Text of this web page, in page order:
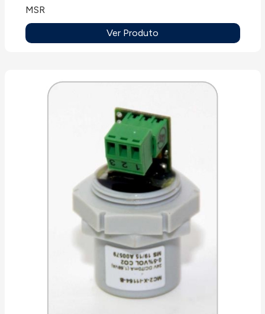
processamento digital de valores medidos,
compensação de temperatura e controle
interno para monitorização em contínuo do ar
sensor: D 24 mm x Altura de 22 mm.Além do
elemento sensor eletroquímico com
amplificador de medição, existe na unidade
de sensor MC2 um módulo com μC, uma
saída analógica e uma fonte de tensão. A
partir do sinal de medição do sensor, o
microcontrolador calcula um sinal linear de 4-
20 mA (ou 2 - 10 V).- Transmissor monogás.-
Deteção gases tóxicos; 1 via para vários
gases. - Utilização: para utilização industrial.
MSR
Ver Produto